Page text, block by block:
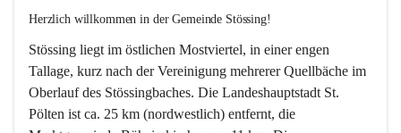
Herzlich willkommen in der Gemeinde Stössing!
Stössing liegt im östlichen Mostviertel, in einer engen
Tallage, kurz nach der Vereinigung mehrerer Quellbäche im
Oberlauf des Stössingbaches. Die Landeshauptstadt St.
Pölten ist ca. 25 km (nordwestlich) entfernt, die